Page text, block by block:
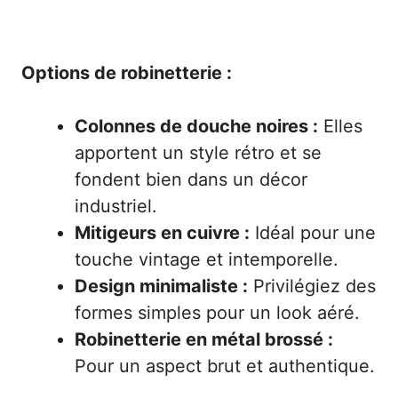
Options de robinetterie :
Colonnes de douche noires : Elles
apportent un style rétro et se
fondent bien dans un décor
industriel.
Mitigeurs en cuivre : Idéal pour une
touche vintage et intemporelle.
Design minimaliste : Privilégiez des
formes simples pour un look aéré.
Robinetterie en métal brossé :
Pour un aspect brut et authentique.